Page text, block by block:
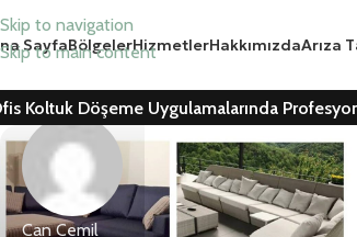
Skip to navigation
Skip to main content
SayfaBölgelerHizmetlerHakkımızdaArıza
Koltuk Döşeme Uygulamalarında
Can Cemil